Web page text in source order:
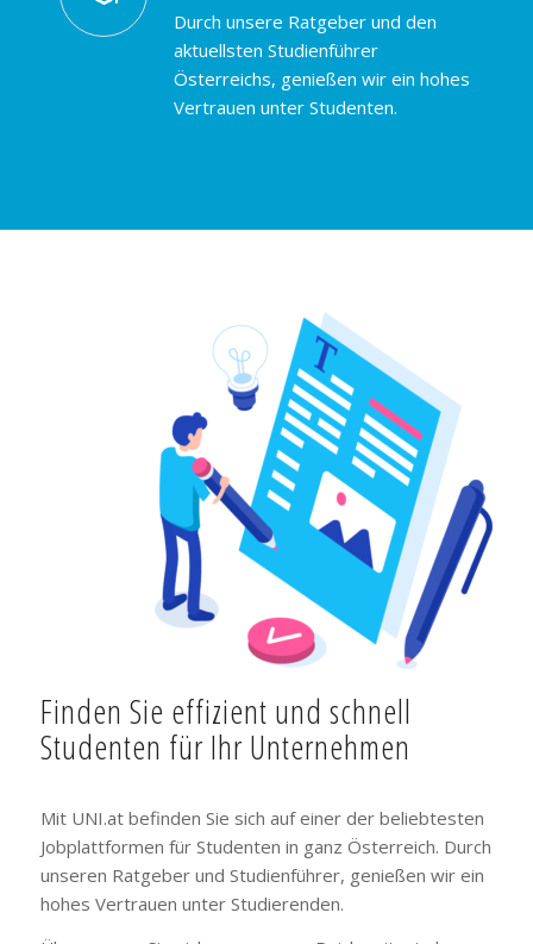
Durch unsere Ratgeber und den
aktuellsten Studienführer
Österreichs, genießen wir ein hohes
Vertrauen unter Studenten.
Finden Sie effizient und schnell
Studenten für Ihr Unternehmen
Mit UNI.at befinden Sie sich auf einer der beliebtesten
Jobplattformen für Studenten in ganz Österreich. Durch
unseren Ratgeber und Studienführer, genießen wir ein
hohes Vertrauen unter Studierenden.